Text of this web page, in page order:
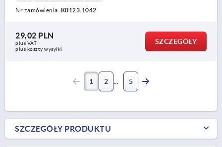
Nr zamówienia: K0123.1042
29,02 PLN
plus VAT
plus koszty wysyłki
SZCZEGÓŁY
1 2 5
SZCZEGÓŁY PRODUKTU